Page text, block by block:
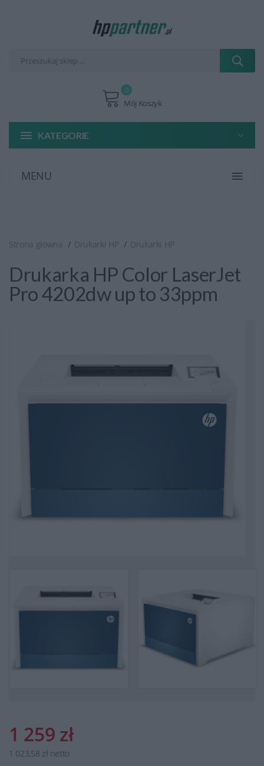
Mój Koszyk
0
KATEGORIE
MENU
Strona główna Drukarki HP Drukarki HP
Drukarka HP Color LaserJet
Pro 4202dw up to 33ppm
1 259 zł
1 023,58 zł netto